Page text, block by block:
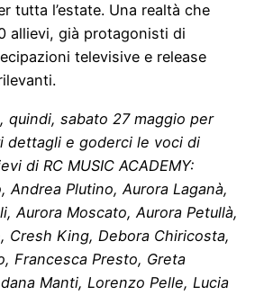
tutta l’estate. Una realtà che
allievi, già protagonisti di
televisive e release
quindi, sabato 27 maggio per
dettagli e goderci le voci di
di RC MUSIC ACADEMY:
Andrea Plutino, Aurora Laganà,
Aurora Moscato, Aurora Petullà,
Cresh King, Debora Chiricosta,
Francesca Presto, Greta
Manti, Lorenzo Pelle, Lucia